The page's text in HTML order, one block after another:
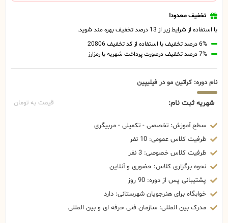
تخفیف محدود!
با استفاده از شرایط زیر از 13 درصد تخفیف بهره مند شوید.
6% درصد تخفیف با استفاده از کد تخفیف 20806
7% درصد تخفیف درصورت پرداخت شهریه با رمزارز
نام دوره: کراتین مو در فیلیپین
شهریه ثبت نام: قیمت به تومان
سطح آموزش: تخصصی - تکمیلی - مربیگری
ظرفیت کلاس عمومی: 10 نفر
ظرفیت کلاس خصوصی: 3 نفر
نحوه برگزاری کلاس: حضوری و آنلاین
پشتیبانی پس از دوره: 90 روز
خوابگاه برای هنرجویان شهرستانی: دارد
مدرک بین المللی: سازمان فنی حرفه ای و بین المللی